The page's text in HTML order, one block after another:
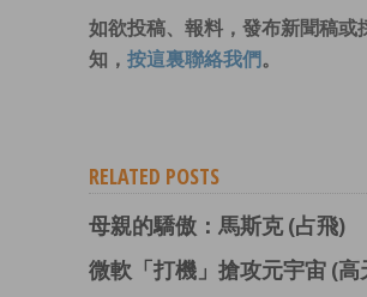
如欲投稿、報料，發布新聞稿或
知， 按這裏聯絡我們 。
RELATED POSTS
母親的驕傲：馬斯克 (占飛)
微軟「打機」搶攻元宇宙 (高